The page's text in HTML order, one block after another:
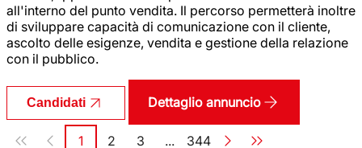
all'interno del punto vendita. Il percorso permetterà inoltre
di sviluppare capacità di comunicazione con il cliente,
ascolto delle esigenze, vendita e gestione della relazione
con il pubblico.
Candidati Dettaglio annuncio
Paginazione
1 2 3 ... 344